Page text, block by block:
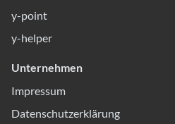
y-point
y-helper
Unternehmen
Impressum
Datenschutzerklärung